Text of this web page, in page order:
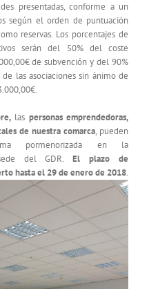
presentadas, conforme a un
según el orden de puntuación
reservas. Los porcentajes de
serán del 50% del coste
de subvención y del 90%
las asociaciones sin ánimo de
las personas emprendedoras,
de nuestra comarca, pueden
pormenorizada en la
sede del GDR.El plazo de
hasta el 29 de enero de 2018.